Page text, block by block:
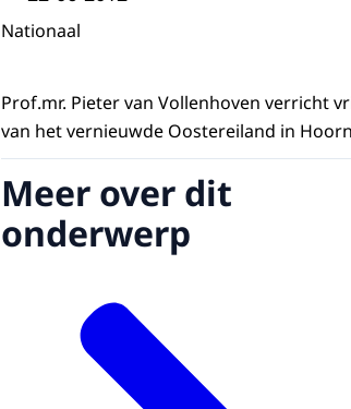
Nationaal
Prof.mr. Pieter van Vollenhoven verricht
van het vernieuwde Oostereiland in
Meer over dit
onderwerp